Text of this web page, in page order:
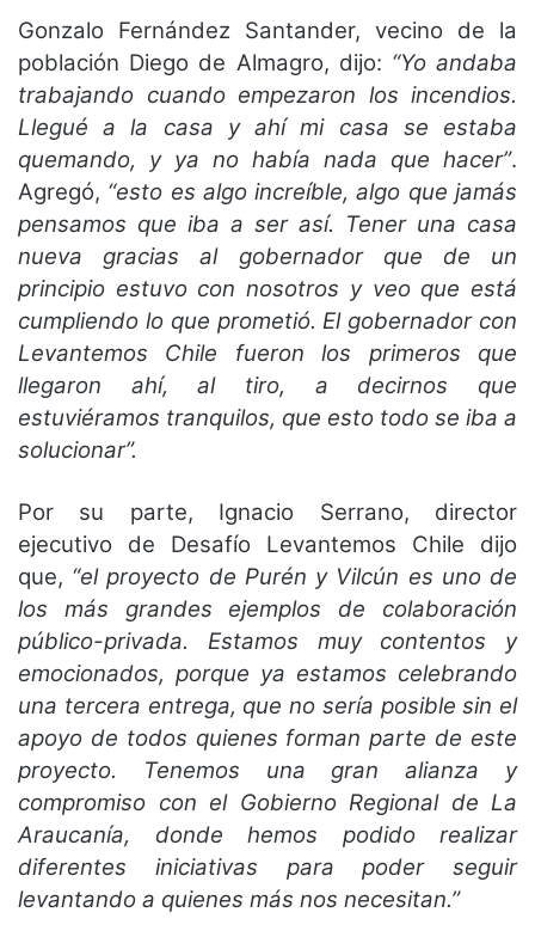
Gonzalo Fernández Santander, vecino de la
población Diego de Almagro, dijo: “Yo andaba
trabajando cuando empezaron los incendios.
Llegué a la casa y ahí mi casa se estaba
quemando, y ya no había nada que hacer”.
Agregó, “esto es algo increíble, algo que jamás
pensamos que iba a ser así. Tener una casa
nueva gracias al gobernador que de un
principio estuvo con nosotros y veo que está
cumpliendo lo que prometió. El gobernador con
Levantemos Chile fueron los primeros que
llegaron ahí, al tiro, a decirnos que
estuviéramos tranquilos, que esto todo se iba a
solucionar”.
Por su parte, Ignacio Serrano, director
ejecutivo de Desafío Levantemos Chile dijo
que, “el proyecto de Purén y Vilcún es uno de
los más grandes ejemplos de colaboración
público-privada. Estamos muy contentos y
emocionados, porque ya estamos celebrando
una tercera entrega, que no sería posible sin el
apoyo de todos quienes forman parte de este
proyecto. Tenemos una gran alianza y
compromiso con el Gobierno Regional de La
Araucanía, donde hemos podido realizar
diferentes iniciativas para poder seguir
levantando a quienes más nos necesitan.”